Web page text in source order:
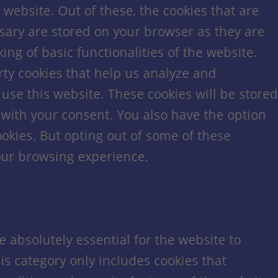
Out of these, the cookies that are
are stored on your browser as they are
of basic functionalities of the website.
cookies that help us analyze and
this website. These cookies will be stored
your consent. You also have the option
But opting out of some of these
browsing experience.
absolutely essential for the website to
category only includes cookies that